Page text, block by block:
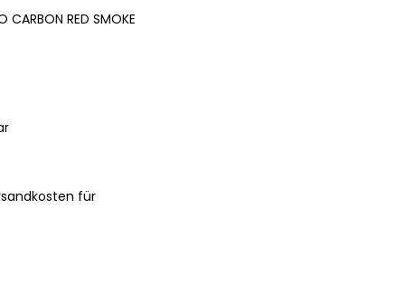
CARBON RED SMOKE
für